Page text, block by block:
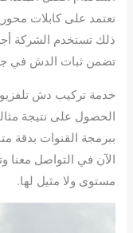
نعتمد على كابلات
ذلك تستخدم الشركة
تضمن ثبات الدش في
خدمة تركيب دش
الحصول على نتيجة
ببرمجة القنوات بدقة
الآن في التواصل معنا
مستوى ولا مثيل لها.